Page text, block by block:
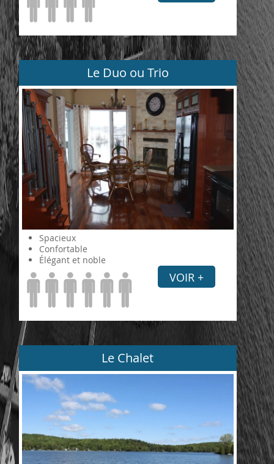
Le Duo ou Trio
Spacieux
Confortable
Élégant et noble
VOIR +
Le Chalet